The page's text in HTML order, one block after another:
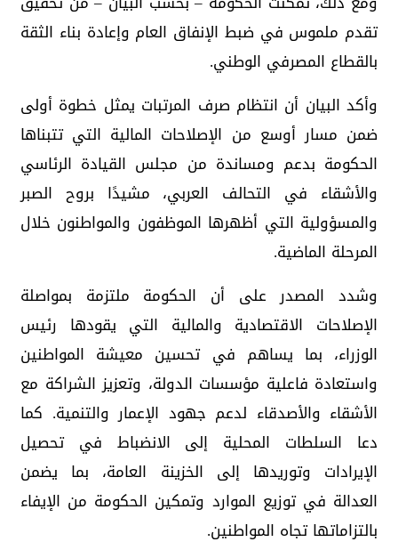
تقدم ملموس في ضبط الإنفاق العام وإعادة بناء الثقة
بالقطاع المصرفي الوطني.
وأكد البيان أن انتظام صرف المرتبات يمثل خطوة أولى
ضمن مسار أوسع من الإصلاحات المالية التي تتبناها
الحكومة بدعم ومساندة من مجلس القيادة الرئاسي
والأشقاء في التحالف العربي، مشيدًا بروح الصبر
والمسؤولية التي أظهرها الموظفون والمواطنون خلال
المرحلة الماضية.
وشدد المصدر على أن الحكومة ملتزمة بمواصلة
الإصلاحات الاقتصادية والمالية التي يقودها رئيس
الوزراء، بما يساهم في تحسين معيشة المواطنين
واستعادة فاعلية مؤسسات الدولة، وتعزيز الشراكة مع
الأشقاء والأصدقاء لدعم جهود الإعمار والتنمية. كما
دعا السلطات المحلية إلى الانضباط في تحصيل
الإيرادات وتوريدها إلى الخزينة العامة، بما يضمن
العدالة في توزيع الموارد وتمكين الحكومة من الإيفاء
بالتزاماتها تجاه المواطنين.